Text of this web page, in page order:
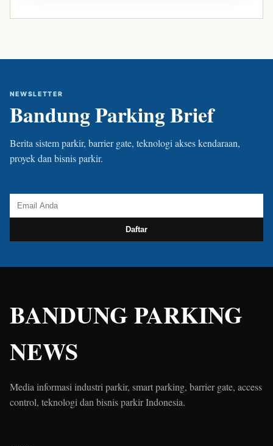
NEWSLETTER
Bandung Parking Brief
Berita sistem parkir, barrier gate, teknologi akses kendaraan,
proyek dan bisnis parkir.
Daftar
BANDUNG PARKING
NEWS
Media informasi industri parkir, smart parking, barrier gate, access
control, teknologi dan bisnis parkir Indonesia.